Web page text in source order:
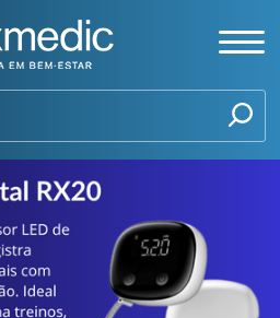
SMART RX20